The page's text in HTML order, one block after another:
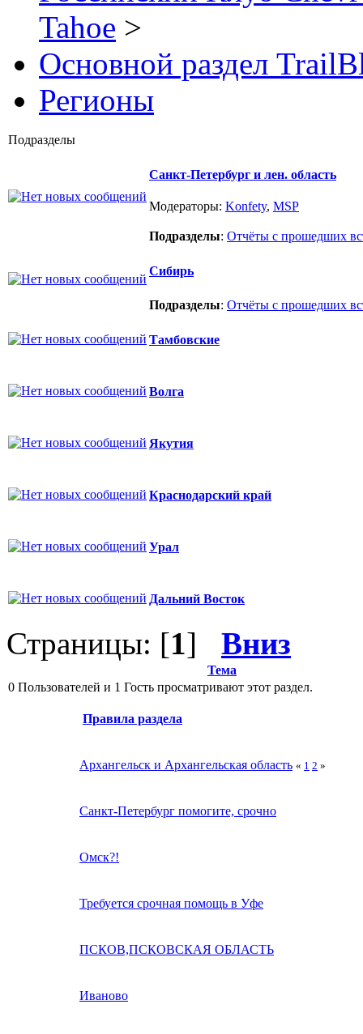
Tahoe >
Основной раздел
Регионы
Подразделы
Санкт-Петербург и лен. область
Модераторы: Konfety, MSP
Подразделы: Отчёты с прошедших
Сибирь
Подразделы: Отчёты с прошедших
Тамбовские
Волга
Якутия
Краснодарский край
Урал
Дальний Восток
Страницы: [1] Вниз
Тема
0 Пользователей и 1 Гость просматривают этот раздел.
Правила раздела
Архангельск и Архангельская область « 1 2 »
Санкт-Петербург помогите, срочно
Омск?!
Требуется срочная помощь в Уфе
ПСКОВ,ПСКОВСКАЯ ОБЛАСТЬ
Иваново